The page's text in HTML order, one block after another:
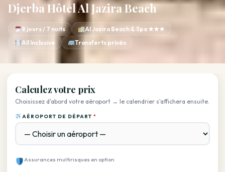
Djerba Hôtel Al Jazira Beach
8 jours / 7 nuits
Al Jazira Beach & Spa ★★★
All Inclusive
Transferts privés
Calculez votre prix
Choisissez d'abord votre aéroport → le calendrier s'affichera ensuite.
AÉROPORT DE DÉPART*
Assurances multirisques en option